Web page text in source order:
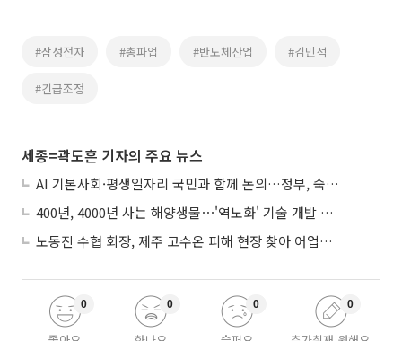
#삼성전자 #총파업 #반도체산업 #김민석
#긴급조정
세종=곽도흔 기자의 주요 뉴스
AI 기본사회·평생일자리 국민과 함께 논의…정부, 숙의공론화 착수
400년, 4000년 사는 해양생물⋯'역노화' 기술 개발 추진
노동진 수협 회장, 제주 고수온 피해 현장 찾아 어업인 지원 점검
0 0 0 0